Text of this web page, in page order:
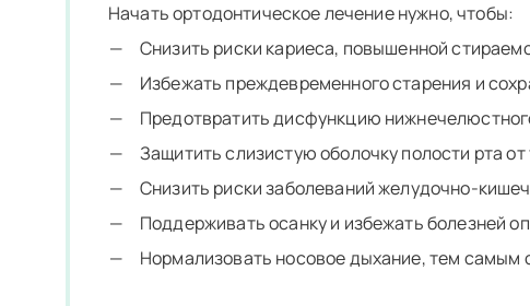
Начать ортодонтическое лечение нужно, чтобы:
Снизить риски кариеса, повышенной
Избежать преждевременного старения и
Предотвратить дисфункцию
Защитить слизистую оболочку полости рта
Снизить риски заболеваний желудочно-
Поддерживать осанку и избежать болезней
Нормализовать носовое дыхание, тем самым